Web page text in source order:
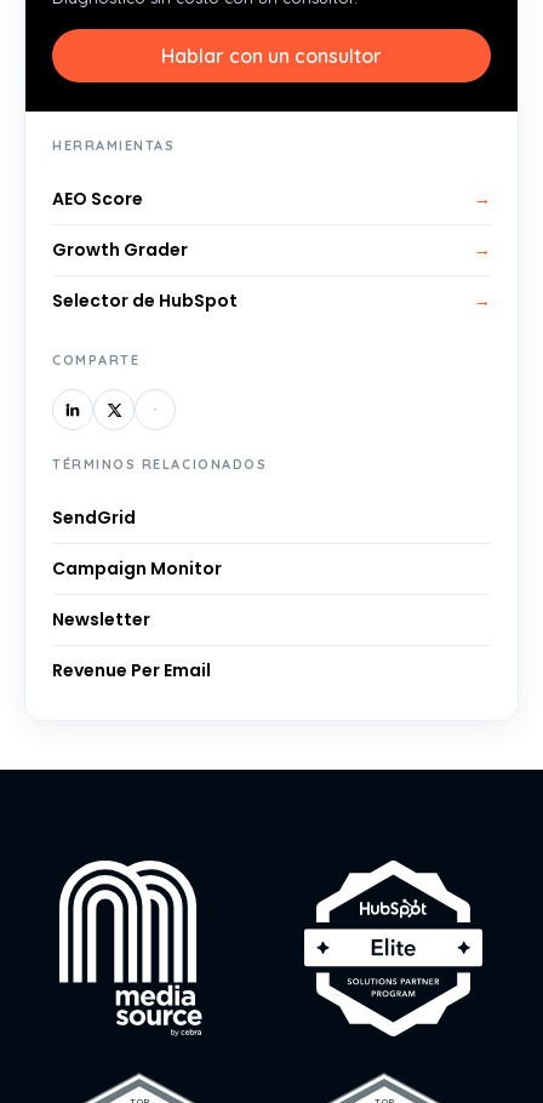
Hablar con un consultor
HERRAMIENTAS
AEO Score →
Growth Grader →
Selector de HubSpot →
COMPARTE
TÉRMINOS RELACIONADOS
SendGrid
Campaign Monitor
Newsletter
Revenue Per Email